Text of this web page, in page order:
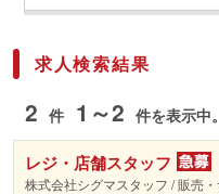
求人検索結果
2 件 1～2 件を表示中。
レジ・店舗スタッフ
株式会社シグマスタッフ / 販売